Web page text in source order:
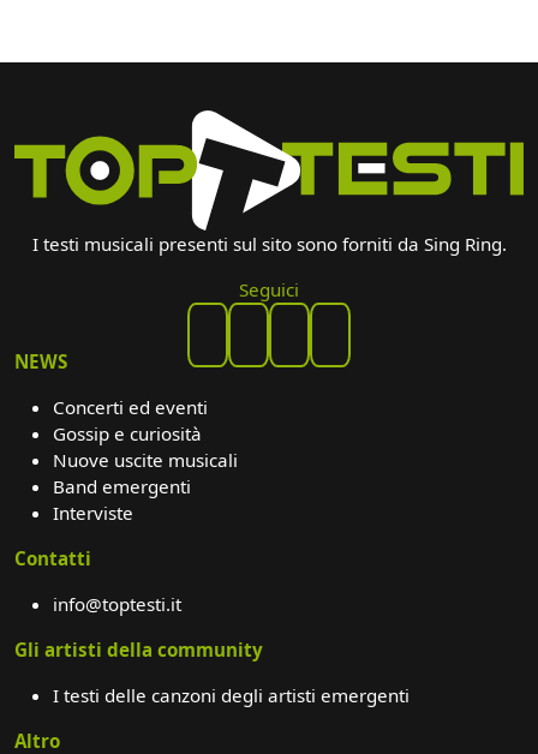
I testi musicali presenti sul sito sono forniti da Sing Ring.
Seguici
NEWS
Concerti ed eventi
Gossip e curiosità
Nuove uscite musicali
Band emergenti
Interviste
Contatti
info@toptesti.it
Gli artisti della community
I testi delle canzoni degli artisti emergenti
Altro